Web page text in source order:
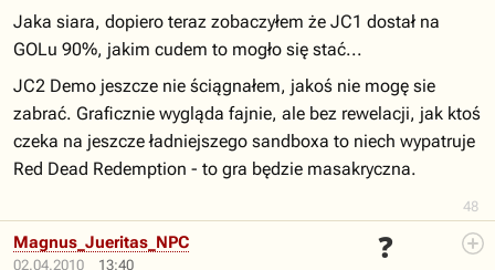
48
Jaka siara, dopiero teraz zobaczyłem że JC1 dostał na
GOLu 90%, jakim cudem to mogło się stać...
JC2 Demo jeszcze nie ściągnałem, jakoś nie mogę sie
zabrać. Graficznie wygląda fajnie, ale bez rewelacji, jak ktoś
czeka na jeszcze ładniejszego sandboxa to niech wypatruje
Red Dead Redemption - to gra będzie masakryczna.
02.04.2010 13:40
❓
Magnus_Jueritas_NPC